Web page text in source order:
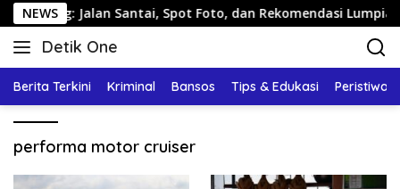
Langsung
ke
konten
NEWS
Jalan Santai, Spot Foto, dan Rekomendasi Lumpia
Detik One
Tajam
Fakta
Berita Terkini Kriminal Bansos Tips & Edukasi Peristiwa
performa motor cruiser